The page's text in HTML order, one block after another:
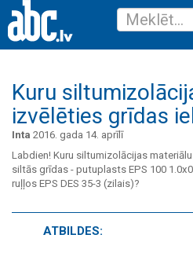
Kuru
izvēlēties grīdas
Inta 2016. gada 14. aprīlī
Labdien! Kuru siltumizolācijas
siltās grīdas - putuplasts EPS 100
ruļļos EPS DES 35-3 (zilais)?
ATBILDES: